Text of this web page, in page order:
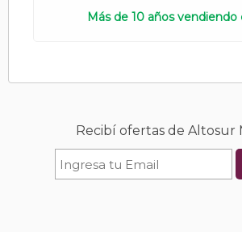
Más de 10 años vendiendo
Recibí ofertas de Altosur